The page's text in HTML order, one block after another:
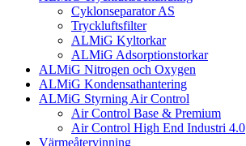
Cyklonseparator AS
Tryckluftsfilter
ALMiG Kyltorkar
ALMiG Adsorptionstorkar
ALMiG Nitrogen och Oxygen
ALMiG Kondensathantering
ALMiG Styrning Air Control
Air Control Base & Premium
Air Control High End Industri 4.0
Värmeåtervinning